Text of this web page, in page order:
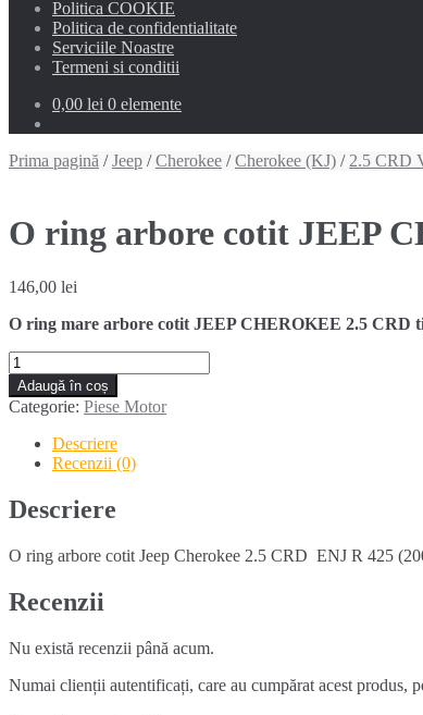
Politica COOKIE
Politica de confidentialitate
Serviciile Noastre
Termeni si conditii
0,00 lei 0 elemente
Prima pagină /Jeep /Cherokee /Cherokee (KJ) / 2.5 CRD
O ring arbore cotit JEEP
146,00 lei
O ring mare arbore cotit JEEP CHEROKEE 2.5 CRD
Cantitate
O
ring
arbore
cotit
JEEP
CHEROKEE
2.5
CRD
2004)
Adaugă în coș
Categorie: Piese Motor
Descriere
Recenzii (0)
Descriere
O ring arbore cotit Jeep Cherokee 2.5 CRD ENJ R 425
Recenzii
Nu există recenzii până acum.
Numai clienții autentificați, care au cumpărat acest produs,